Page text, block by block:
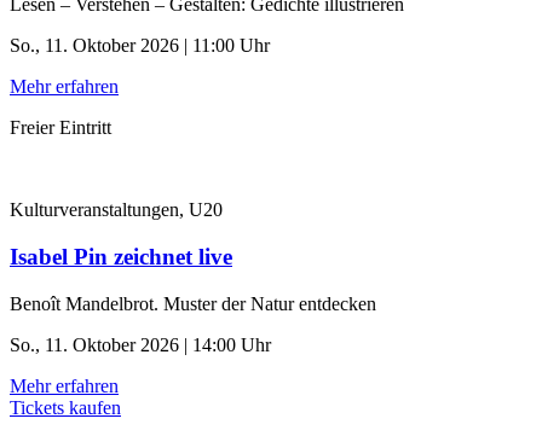
Lesen – Verstehen – Gestalten: Gedichte illustrieren
So., 11. Oktober 2026 | 11:00 Uhr
Mehr erfahren
Freier Eintritt
Kulturveranstaltungen, U20
Isabel Pin zeichnet live
Benoît Mandelbrot. Muster der Natur entdecken
So., 11. Oktober 2026 | 14:00 Uhr
Mehr erfahren
Tickets kaufen